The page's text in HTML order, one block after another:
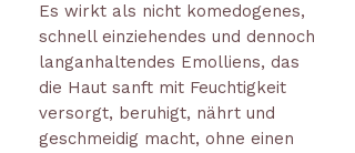
Es wirkt als nicht komedogenes,
schnell einziehendes und dennoch
langanhaltendes Emolliens, das
die Haut sanft mit Feuchtigkeit
versorgt, beruhigt, nährt und
geschmeidig macht, ohne einen